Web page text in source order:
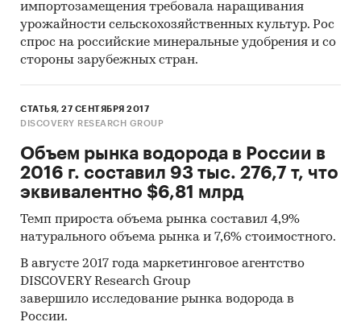
импортозамещения требовала наращивания
урожайности сельскохозяйственных культур. Рос
спрос на российские минеральные удобрения и со
стороны зарубежных стран.
СТАТЬЯ, 27 СЕНТЯБРЯ 2017
DISCOVERY RESEARCH GROUP
Объем рынка водорода в России в
2016 г. составил 93 тыс. 276,7 т, что
эквивалентно $6,81 млрд
Темп прироста объема рынка составил 4,9%
натурального объема рынка и 7,6% стоимостного.
В августе 2017 года маркетинговое агентство
DISCOVERY Research Group
завершило исследование рынка водорода в
России.